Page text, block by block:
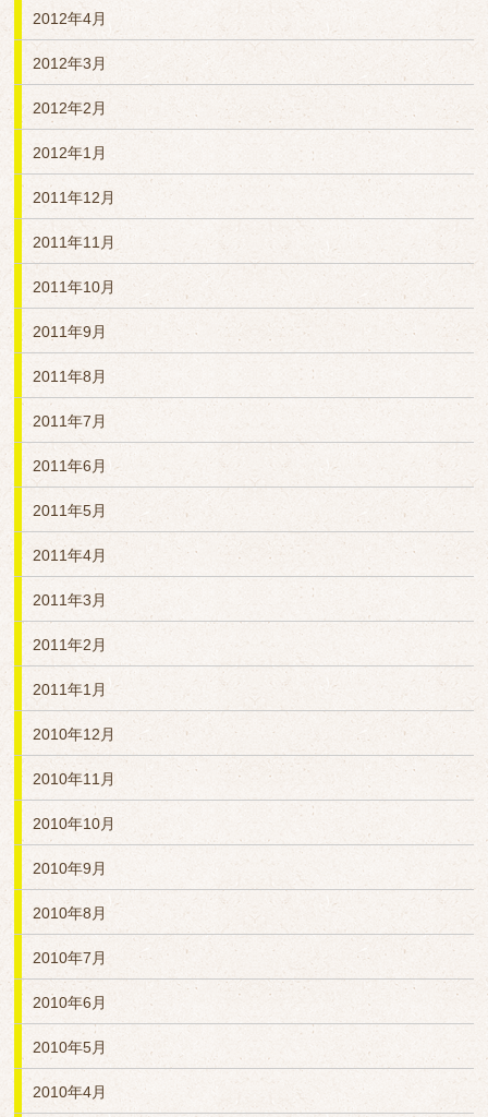
2012年4月
2012年3月
2012年2月
2012年1月
2011年12月
2011年11月
2011年10月
2011年9月
2011年8月
2011年7月
2011年6月
2011年5月
2011年4月
2011年3月
2011年2月
2011年1月
2010年12月
2010年11月
2010年10月
2010年9月
2010年8月
2010年7月
2010年6月
2010年5月
2010年4月